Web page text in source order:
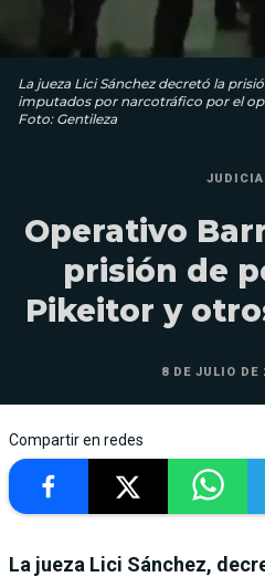
La jueza Lici Sánchez decretó la
imputados por narcotráfico por el
Foto: Gentileza
Operativo
prisión de
Pikeitor y
8 DE JULIO DE
Compartir en redes
La jueza Lici Sánchez,